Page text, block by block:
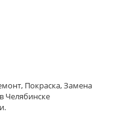
Покраска, Замена
Челябинске